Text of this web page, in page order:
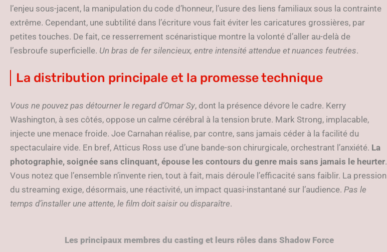
l’enjeu sous-jacent, la manipulation du code d’honneur, l’usure des liens familiaux sous la contrainte
extrême. Cependant, une subtilité dans l’écriture vous fait éviter les caricatures grossières, par
petites touches. De fait, ce resserrement scénaristique montre la volonté d’aller au-delà de
l’esbroufe superficielle. Un bras de fer silencieux, entre intensité attendue et nuances feutrées.
La distribution principale et la promesse technique
Vous ne pouvez pas détourner le regard d’Omar Sy, dont la présence dévore le cadre. Kerry
Washington, à ses côtés, oppose un calme cérébral à la tension brute. Mark Strong, implacable,
injecte une menace froide. Joe Carnahan réalise, par contre, sans jamais céder à la facilité du
spectaculaire vide. En bref, Atticus Ross use d’une bande-son chirurgicale, orchestrant l’anxiété. La
photographie, soignée sans clinquant, épouse les contours du genre mais sans jamais le heurter.
Vous notez que l’ensemble n’invente rien, tout à fait, mais déroule l’efficacité sans faiblir. La pression
du streaming exige, désormais, une réactivité, un impact quasi-instantané sur l’audience. Pas le
temps d’installer une attente, le film doit saisir ou disparaître.
Les principaux membres du casting et leurs rôles dans Shadow Force